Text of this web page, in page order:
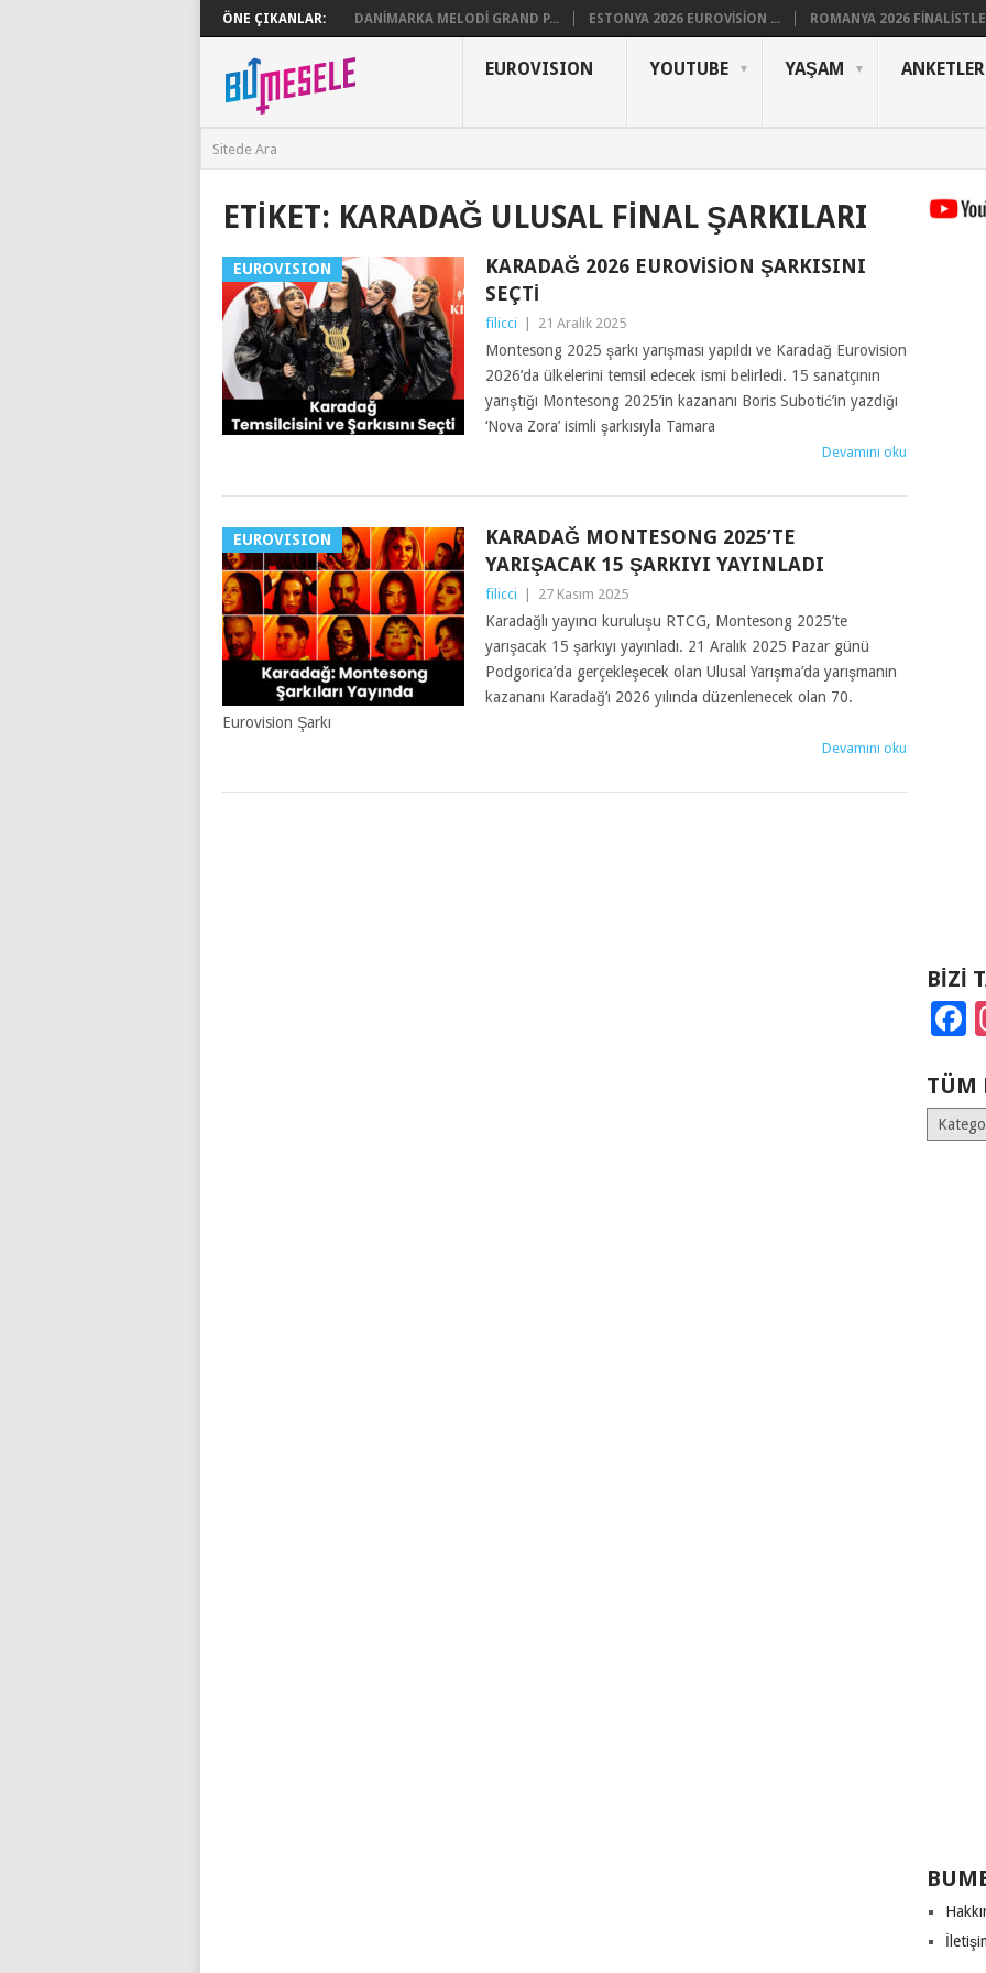
ÖNE ÇIKANLAR: DANIMARKA MELODI GRAND P... ESTONYA 2026 EUROVISION ... ROMANYA 2026
EUROVISION YOUTUBE YAŞAM ANKETLER
ETIKET: KARADAĞ ULUSAL FINAL ŞARKILARI
EUROVISION
KARADAĞ 2026 EUROVISION ŞARKISINI
SEÇTI
filicci 21 Aralık 2025
Montesong 2025 şarkı yarışması yapıldı ve Karadağ Eurovision
2026’da ülkelerini temsil edecek ismi belirledi. 15 sanatçının
yarıştığı Montesong 2025’in kazananı Boris Subotić’in yazdığı
‘Nova Zora’ isimli şarkısıyla Tamara
Devamını oku
EUROVISION
KARADAĞ MONTESONG 2025’TE
YARIŞACAK 15 ŞARKIYI YAYINLADI
filicci 27 Kasım 2025
Karadağlı yayıncı kuruluşu RTCG, Montesong 2025’te
yarışacak 15 şarkıyı yayınladı. 21 Aralık 2025 Pazar günü
Podgorica’da gerçekleşecek olan Ulusal Yarışma’da yarışmanın
kazananı Karadağ’ı 2026 yılında düzenlenecek olan 70.
Eurovision Şarkı
Devamını oku
BIZI
TÜM
Tüm